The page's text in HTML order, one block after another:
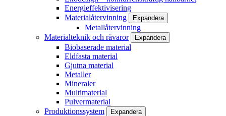
Energieffektivisering
Materialåtervinning
Expandera
Metallåtervinning
Materialteknik och råvaror
Expandera
Biobaserade material
Eldfasta material
Gjutna material
Metaller
Mineraler
Multimaterial
Pulvermaterial
Produktionssystem
Expandera